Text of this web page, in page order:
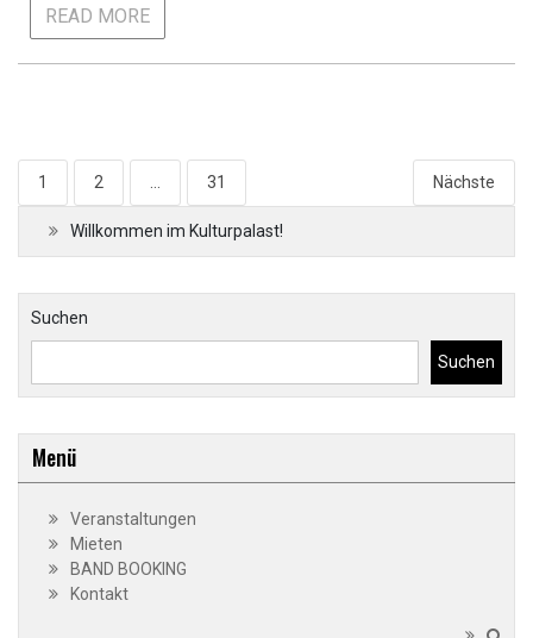
READ MORE
Seitennummerierung
der
Beiträge
1 2 … 31 Nächste
Willkommen im Kulturpalast!
Suchen
Suchen
Menü
Veranstaltungen
Mieten
BAND BOOKING
Kontakt